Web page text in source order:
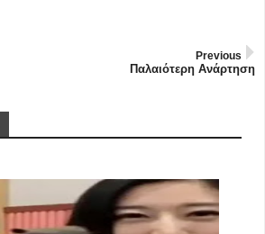
Previous
Παλαιότερη Ανάρτηση